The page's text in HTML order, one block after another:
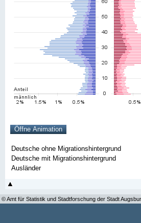
Deutsche ohne Migrationshintergrund
Deutsche mit Migrationshintergrund
Ausländer
© Amt für Statistik und Stadtforschung der Stadt